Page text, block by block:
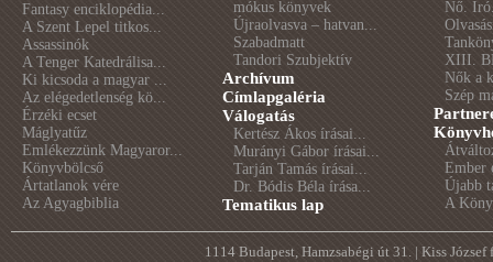
Fantasy enciklopédia...
A Szent Lepel titkos...
Assassinók
A Tenger Katedrálisa...
Ki kicsoda a magyar ...
Az elégedetlenség kö...
Érzéki ecset
Máglyatűz
Emlékezzünk Magyaror...
Könyvbölcső
Ártatlanok vére
Az Agyagbiblia
mókus könyvek
Újraolvasva – hatvan...
Szabadmatt
Tandori Szubjektív
Archívum
Címlapgaléria
Válogatás
Kertész Ákos írásai...
Murányi Gábor írásai...
Tarján Tamás írásai...
Dr. Bódis Béla írása...
Tematikus lap
Nő.
XIII.
Nők a
Szép
Ember
Újabb
A
1114 Budapest, Hamzsabégi út 31. | Kiss